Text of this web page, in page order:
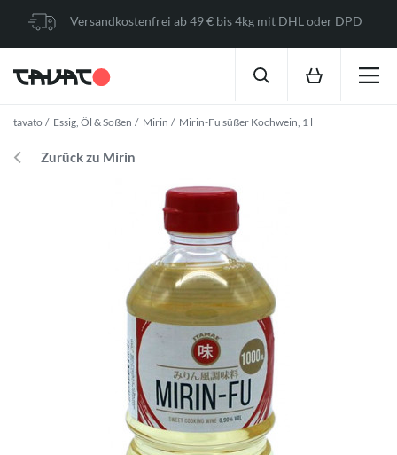
Versandkostenfrei ab 49 € bis 4kg mit DHL oder DPD
tavato Essig, Öl & Soßen Mirin Mirin-Fu süßer Kochwein, 1 l
Zurück zu Mirin